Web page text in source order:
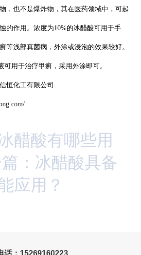
，也不是爆炸物，其在医药领域中，可起
的作用。浓度为10%的冰醋酸可用于手
等浅部真菌病，外涂或浸泡的效果较好。
可用于治疗甲癣，采用外涂即可。
恒化工有限公司
醋酸有哪些用
：冰醋酸具备
应用？